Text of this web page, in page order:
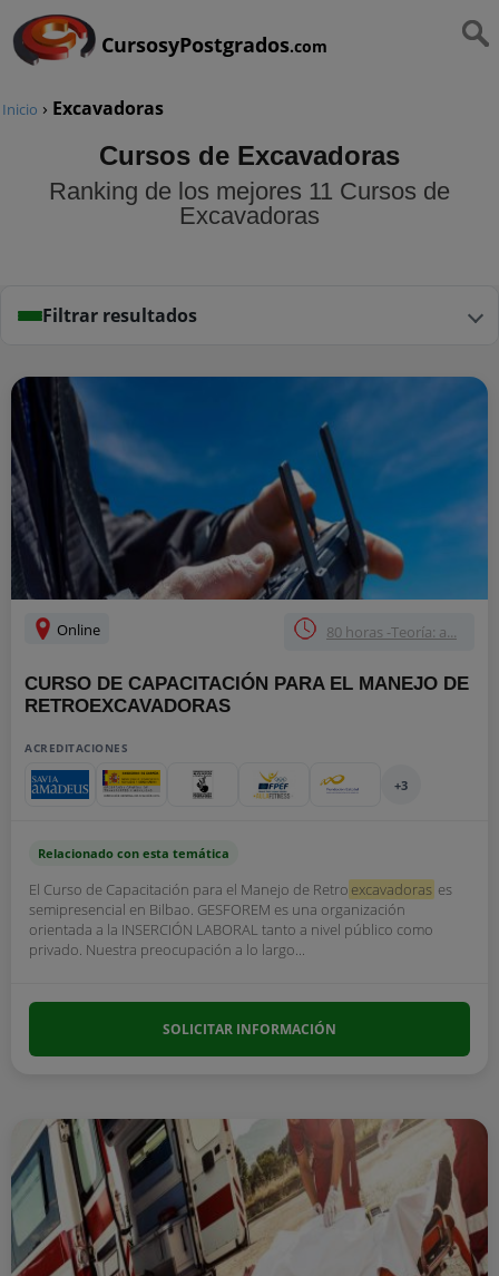
CursosyPostgrados.com
Inicio › Excavadoras
Cursos de Excavadoras
Ranking de los mejores 11 Cursos de
Excavadoras
Filtrar resultados
Online 80 horas -Teoría: a...
CURSO DE CAPACITACIÓN PARA EL MANEJO DE
RETROEXCAVADORAS
ACREDITACIONES
+3
Relacionado con esta temática
El Curso de Capacitación para el Manejo de Retro excavadoras es
semipresencial en Bilbao. GESFOREM es una organización
orientada a la INSERCIÓN LABORAL tanto a nivel público como
privado. Nuestra preocupación a lo largo...
SOLICITAR INFORMACIÓN